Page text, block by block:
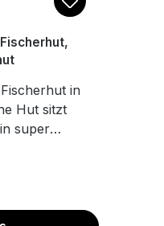
in
Hut sitzt
super